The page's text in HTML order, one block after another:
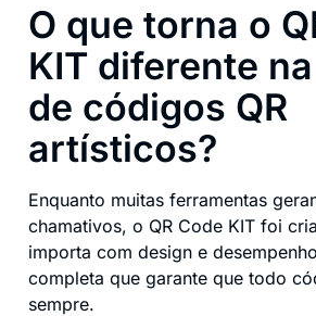
O que torna o
KIT diferente
de códigos QR
artísticos?
Enquanto muitas ferramentas
chamativos, o QR Code KIT foi
importa com design e
completa que garante que todo
sempre.